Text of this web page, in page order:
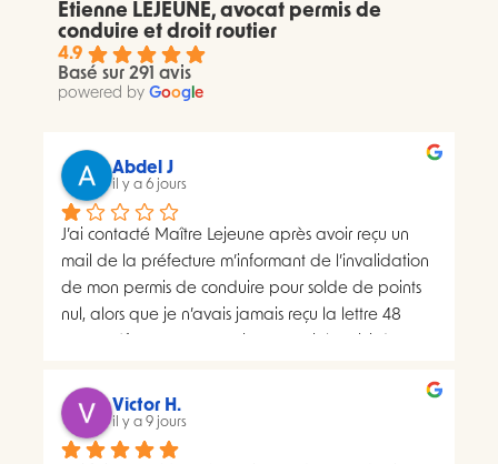
Etienne LEJEUNE, avocat permis de
conduire et droit routier
4.9
Basé sur 291 avis
powered by Google
Abdel J
il y a 6 jours
J’ai contacté Maître Lejeune après avoir reçu un
mail de la préfecture m’informant de l’invalidation
de mon permis de conduire pour solde de points
nul, alors que je n’avais jamais reçu la lettre 48
distributions à deux dates différentes, ce qui me
semblait présenter une anomalie nécessitant une
analyse juridique.Après avoir consulté les
Victor H.
il y a 9 jours